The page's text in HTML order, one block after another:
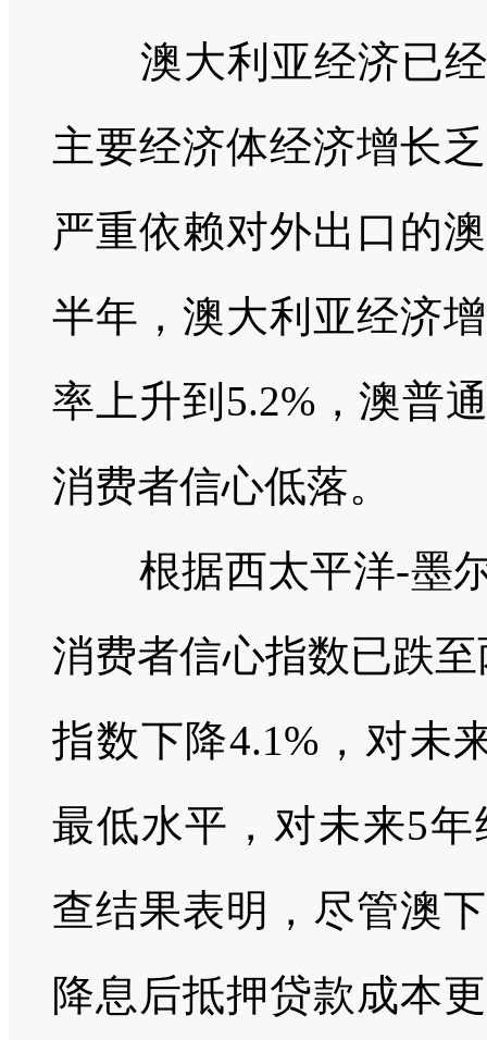
澳大利亚经济已经
主要经济体经济增长
严重依赖对外出口的
半年，澳大利亚经济
率上升到5.2%，澳普
消费者信心低落。
根据西太平洋-墨尔
消费者信心指数已跌
指数下降4.1%，对未
最低水平，对未来5
查结果表明，尽管澳
降息后抵押贷款成本